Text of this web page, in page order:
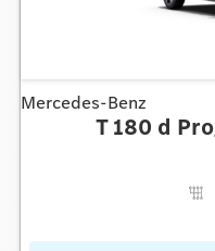
Mercedes-Benz
T 180 d